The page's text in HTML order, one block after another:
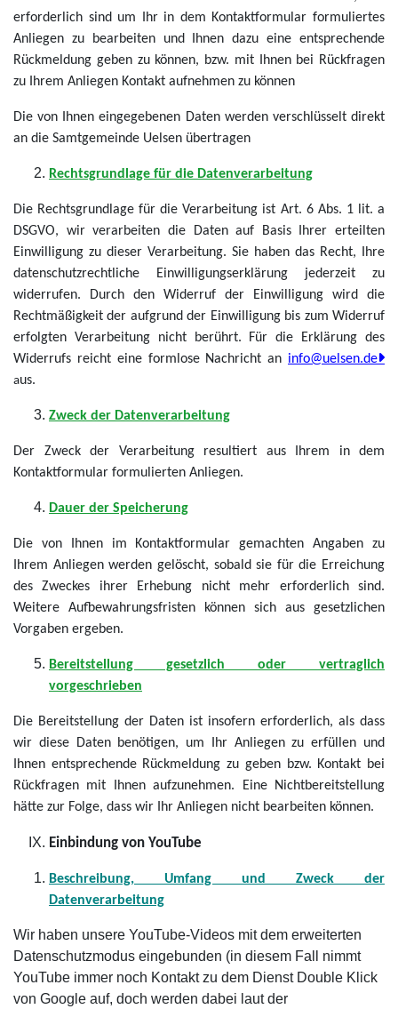
erforderlich sind um Ihr in dem Kontaktformular formuliertes
Anliegen zu bearbeiten und Ihnen dazu eine entsprechende
Rückmeldung geben zu können, bzw. mit Ihnen bei Rückfragen
zu Ihrem Anliegen Kontakt aufnehmen zu können
Die von Ihnen eingegebenen Daten werden verschlüsselt direkt
an die Samtgemeinde Uelsen übertragen
Rechtsgrundlage für die Datenverarbeitung
Die Rechtsgrundlage für die Verarbeitung ist Art. 6 Abs. 1 lit. a
DSGVO, wir verarbeiten die Daten auf Basis Ihrer erteilten
Einwilligung zu dieser Verarbeitung. Sie haben das Recht, Ihre
datenschutzrechtliche Einwilligungserklärung jederzeit zu
widerrufen. Durch den Widerruf der Einwilligung wird die
Rechtmäßigkeit der aufgrund der Einwilligung bis zum Widerruf
erfolgten Verarbeitung nicht berührt. Für die Erklärung des
Widerrufs reicht eine formlose Nachricht an info@uelsen.de
aus.
Zweck der Datenverarbeitung
Der Zweck der Verarbeitung resultiert aus Ihrem in dem
Kontaktformular formulierten Anliegen.
Dauer der Speicherung
Die von Ihnen im Kontaktformular gemachten Angaben zu
Ihrem Anliegen werden gelöscht, sobald sie für die Erreichung
des Zweckes ihrer Erhebung nicht mehr erforderlich sind.
Weitere Aufbewahrungsfristen können sich aus gesetzlichen
Vorgaben ergeben.
Bereitstellung gesetzlich oder vertraglich
vorgeschrieben
Die Bereitstellung der Daten ist insofern erforderlich, als dass
wir diese Daten benötigen, um Ihr Anliegen zu erfüllen und
Ihnen entsprechende Rückmeldung zu geben bzw. Kontakt bei
Rückfragen mit Ihnen aufzunehmen. Eine Nichtbereitstellung
hätte zur Folge, dass wir Ihr Anliegen nicht bearbeiten können.
Einbindung von YouTube
Beschreibung, Umfang und Zweck der
Datenverarbeitung
Wir haben unsere YouTube-Videos mit dem erweiterten
Datenschutzmodus eingebunden (in diesem Fall nimmt
YouTube immer noch Kontakt zu dem Dienst Double Klick
von Google auf, doch werden dabei laut der